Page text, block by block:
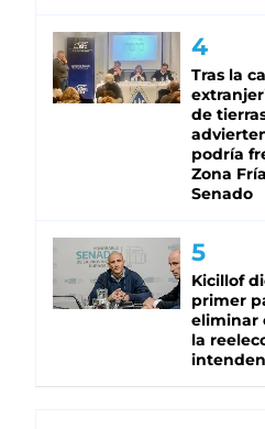
Tras la
de
podría
Zona
Senado
Kicillof
primer
eliminar
la